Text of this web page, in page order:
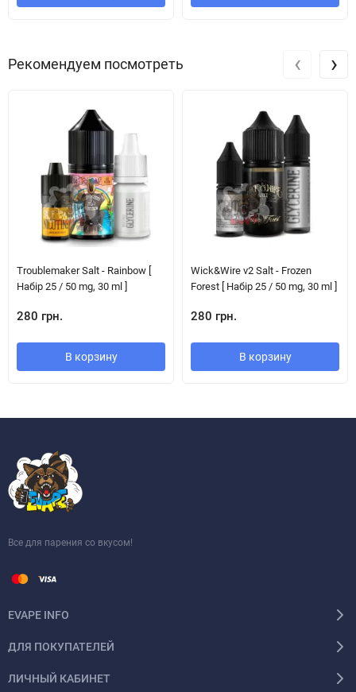
Рекомендуем посмотреть
Troublemaker Salt - Rainbow [
Набір 25 / 50 mg, 30 ml ]
280 грн.
В корзину
Wick&Wire v2 Salt - Frozen
Forest [ Набір 25 / 50 mg, 30 ml ]
280 грн.
В корзину
‹ ›
Все для парения со вкусом!
EVAPE INFO
ДЛЯ ПОКУПАТЕЛЕЙ
ЛИЧНЫЙ КАБИНЕТ